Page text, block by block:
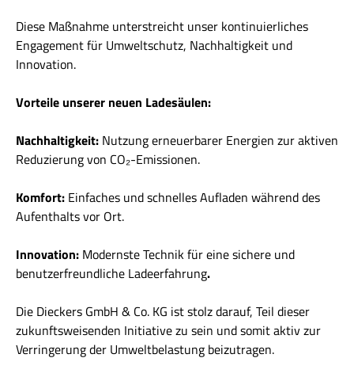
Diese Maßnahme unterstreicht unser kontinuierliches
Engagement für Umweltschutz, Nachhaltigkeit und
Innovation.
Vorteile unserer neuen Ladesäulen:
Nachhaltigkeit: Nutzung erneuerbarer Energien zur aktiven
Reduzierung von CO₂-Emissionen.
Komfort: Einfaches und schnelles Aufladen während des
Aufenthalts vor Ort.
Innovation: Modernste Technik für eine sichere und
benutzerfreundliche Ladeerfahrung.
Die Dieckers GmbH & Co. KG ist stolz darauf, Teil dieser
zukunftsweisenden Initiative zu sein und somit aktiv zur
Verringerung der Umweltbelastung beizutragen.